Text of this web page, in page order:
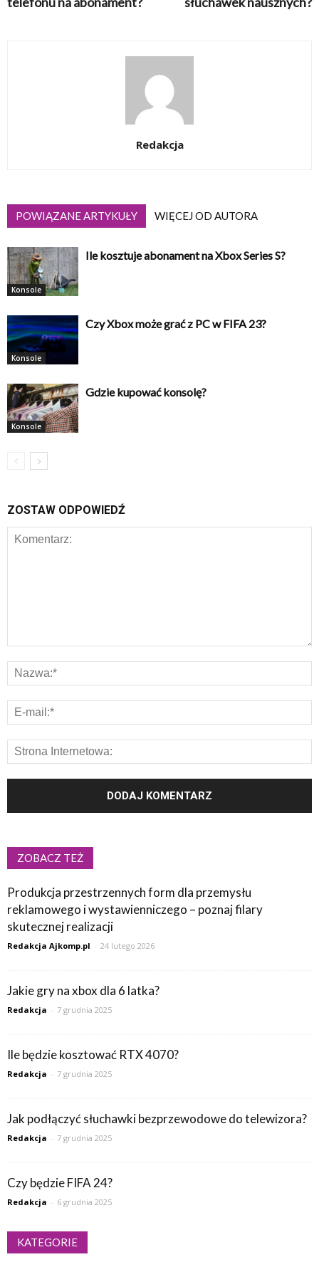
Redakcja
POWIĄZANE ARTYKUŁY WIĘCEJ OD AUTORA
Konsole
Ile kosztuje abonament na Xbox Series S?
Konsole
Czy Xbox może grać z PC w FIFA 23?
Konsole
Gdzie kupować konsolę?
ZOSTAW ODPOWIEDŹ
ZOBACZ TEŻ
Produkcja przestrzennych form dla przemysłu
reklamowego i wystawienniczego – poznaj filary
skutecznej realizacji
Redakcja Ajkomp.pl - 24 lutego 2026
Jakie gry na xbox dla 6 latka?
Redakcja - 7 grudnia 2025
Ile będzie kosztować RTX 4070?
Redakcja - 7 grudnia 2025
Jak podłączyć słuchawki bezprzewodowe do telewizora?
Redakcja - 7 grudnia 2025
Czy będzie FIFA 24?
Redakcja - 6 grudnia 2025
KATEGORIE